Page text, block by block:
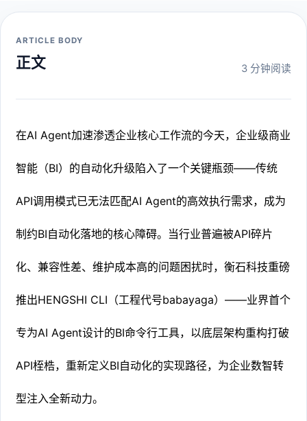
ARTICLE BODY
正文 3 分钟阅读
在AI Agent加速渗透企业核心工作流的今天，企业级商业
智能（BI）的自动化升级陷入了一个关键瓶颈——传统
API调用模式已无法匹配AI Agent的高效执行需求，成为
制约BI自动化落地的核心障碍。当行业普遍被API碎片
化、兼容性差、维护成本高的问题困扰时，衡石科技重磅
推出HENGSHI CLI（工程代号babayaga）——业界首个
专为AI Agent设计的BI命令行工具，以底层架构重构打破
API桎梏，重新定义BI自动化的实现路径，为企业数智转
型注入全新动力。